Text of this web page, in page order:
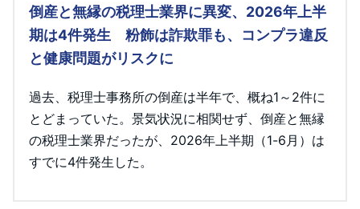
倒産と無縁の税理士業界に異変、2026年上半
期は4件発生 粉飾は詐欺罪も、コンプラ違反
と健康問題がリスクに
過去、税理士事務所の倒産は半年で、概ね1～2件に
とどまっていた。景気状況に相関せず、倒産と無縁
の税理士業界だったが、2026年上半期（1-6月）は
すでに4件発生した。